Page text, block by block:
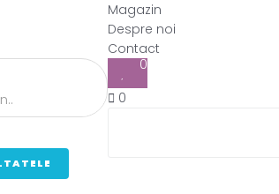
Magazin
Despre noi
Contact
0
0